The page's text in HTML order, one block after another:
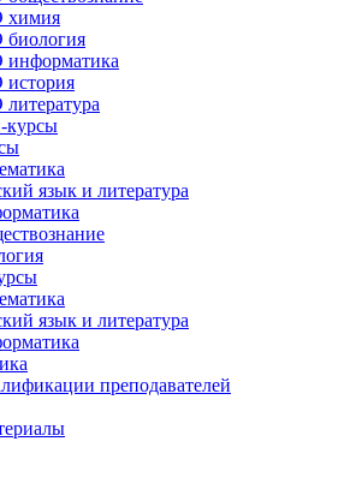
химия
курсы
язык и литература
язык и литература
преподавателей